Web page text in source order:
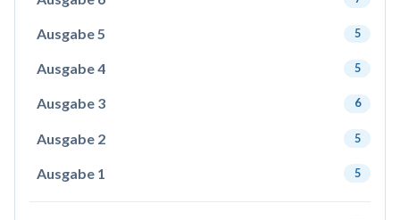
Ausgabe 5 5
Ausgabe 4 5
Ausgabe 3 6
Ausgabe 2 5
Ausgabe 1 5